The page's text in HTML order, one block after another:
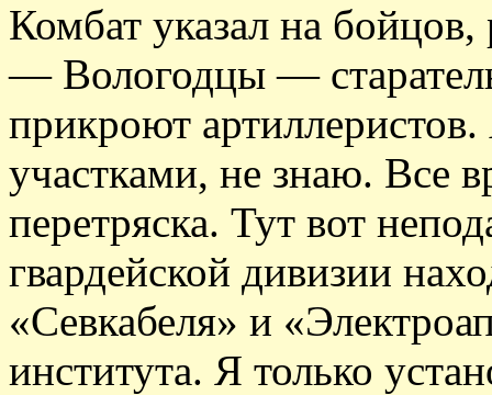
Комбат указал на
— Вологодцы —
прикроют
участками, не знаю. Все
перетряска. Тут вот
гвардейской дивизии
«Севкабеля» и
института. Я только